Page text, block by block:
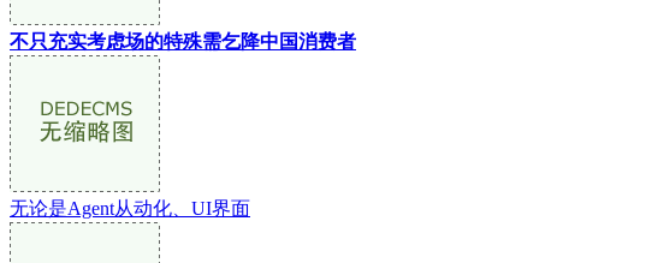
不只充实考虑场的特殊需乞降中国消费者
无论是Agent从动化、UI界面